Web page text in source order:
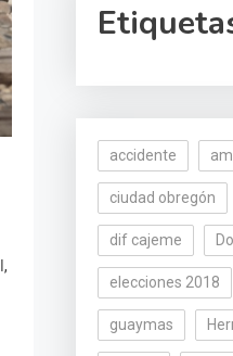
,
accidente
ciudad obregón
dif cajeme
elecciones 2018
guaymas